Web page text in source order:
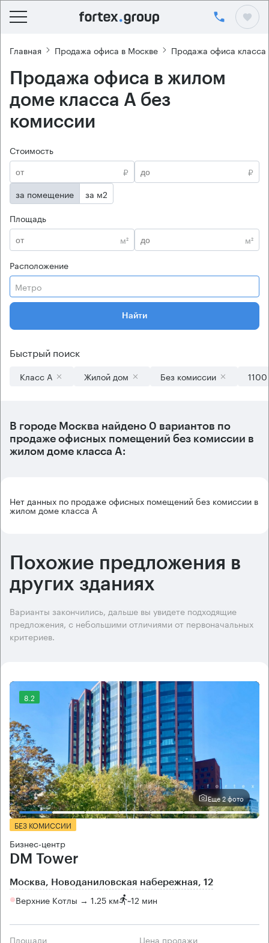
Главная Продажа офиса в Москве Продажа офиса класса
Продажа офиса в жилом
доме класса А без
комиссии
Стоимость
₽
₽
за помещение
за м2
Площадь
м²
м²
Расположение
Метро
Найти
Быстрый поиск
Класс А Жилой дом Без комиссии
В городе Москва найдено 0 вариантов по
продаже офисных помещений без комиссии в
жилом доме класса А:
Нет данных по продаже офисных помещений без комиссии в
жилом доме класса А
Похожие предложения в
других зданиях
Варианты закончились, дальше вы увидете подходящие
предложения, с небольшими отличиями от первоначальных
критериев.
8.2
Еще 2 фото
БЕЗ КОМИССИИ
Бизнес-центр
DM Tower
Москва, Новоданиловская набережная, 12
Верхние Котлы → 1.25 км ~12 мин
Площади Цена продажи